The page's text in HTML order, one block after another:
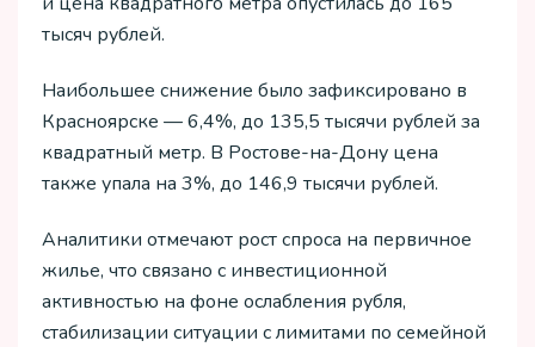
тысяч рублей.
Наибольшее снижение было зафиксировано в
Красноярске — 6,4%, до 135,5 тысячи рублей за
квадратный метр. В Ростове-на-Дону цена
также упала на 3%, до 146,9 тысячи рублей.
Аналитики отмечают рост спроса на первичное
жилье, что связано с инвестиционной
активностью на фоне ослабления рубля,
стабилизации ситуации с лимитами по семейной